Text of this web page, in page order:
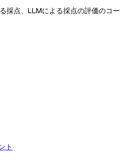
採点、LLMによる採点の評価のコー
ト